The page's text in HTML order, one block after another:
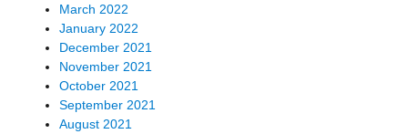
March 2022
January 2022
December 2021
November 2021
October 2021
September 2021
August 2021